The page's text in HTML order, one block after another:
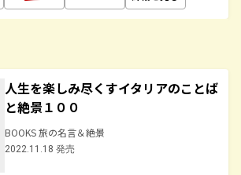
人生を楽しみ尽くすイタリアのことば
と絶景１００
BOOKS 旅の名言＆絶景
2022.11.18 発売